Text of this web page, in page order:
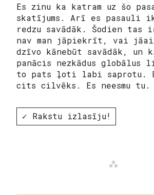
Es zinu ka katram uz šo
skatījums. Arī es pasauli
redzu savādāk. Šodien tas
nav man jāpiekrīt, vai
dzīvo kānebūt savādāk, un
panācis nezkādus globālus
to pats ļoti labi saprotu.
cits cilvēks. Es neesmu tu.
✓ Rakstu izlasīju!